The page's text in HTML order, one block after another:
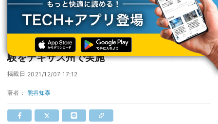
TECH+ 企業IT
ITインフラ
JAL、災害時を想定した大型ドローンの実証実験をテキサス州で実施
JAL、災害時を想定した大型ドローンの実証実
験をテキサス州で実施
掲載日 2021/12/07 17:12
著者： 熊谷知泰